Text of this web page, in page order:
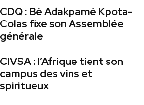
CDQ : Bè Adakpamé Kpota-
Colas fixe son Assemblée
générale
CIVSA : l’Afrique tient son
campus des vins et
spiritueux